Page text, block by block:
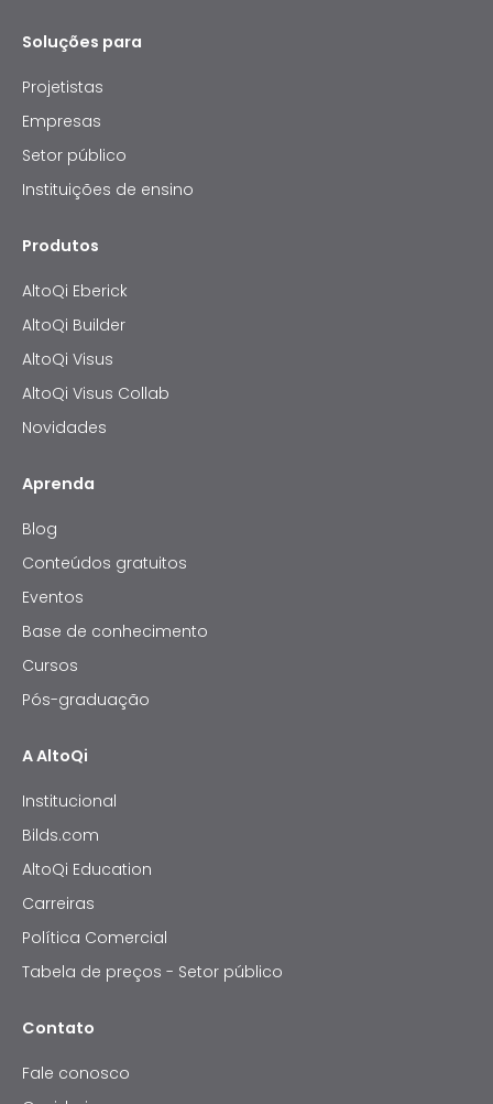
Soluções para
Projetistas
Empresas
Setor público
Instituições de ensino
Produtos
AltoQi Eberick
AltoQi Builder
AltoQi Visus
AltoQi Visus Collab
Novidades
Aprenda
Blog
Conteúdos gratuitos
Eventos
Base de conhecimento
Cursos
Pós-graduação
A AltoQi
Institucional
Bilds.com
AltoQi Education
Carreiras
Política Comercial
Tabela de preços - Setor público
Contato
Fale conosco